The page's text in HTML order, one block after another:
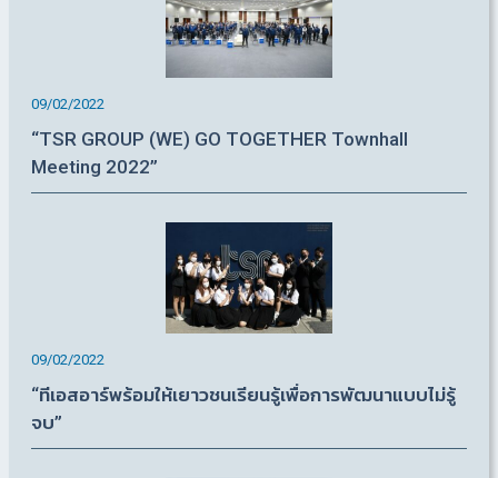
09/02/2022
“TSR GROUP (WE) GO TOGETHER Townhall
Meeting 2022”
09/02/2022
“ทีเอสอาร์พร้อมให้เยาวชนเรียนรู้เพื่อการพัฒนาแบบไม่รู้
จบ”